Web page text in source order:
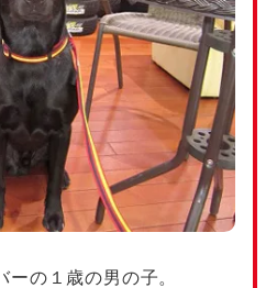
の１歳の男の子。